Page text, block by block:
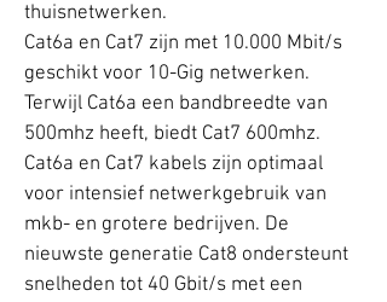
thuisnetwerken.
Cat6a en Cat7 zijn met 10.000 Mbit/s
geschikt voor 10-Gig netwerken.
Terwijl Cat6a een bandbreedte van
500mhz heeft, biedt Cat7 600mhz.
Cat6a en Cat7 kabels zijn optimaal
voor intensief netwerkgebruik van
mkb- en grotere bedrijven. De
nieuwste generatie Cat8 ondersteunt
snelheden tot 40 Gbit/s met een